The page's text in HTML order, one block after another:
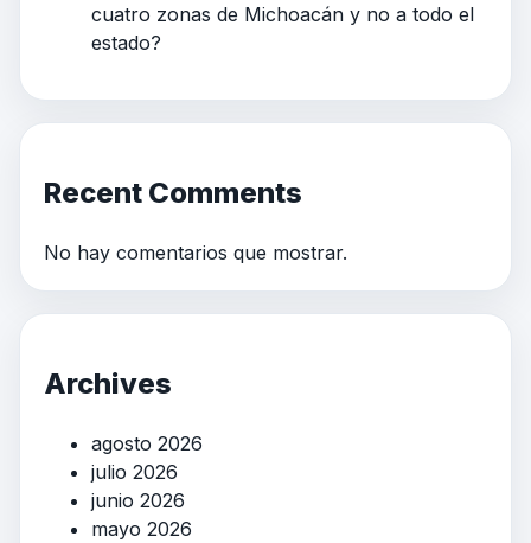
cuatro zonas de Michoacán y no a todo el
estado?
Recent Comments
No hay comentarios que mostrar.
Archives
agosto 2026
julio 2026
junio 2026
mayo 2026